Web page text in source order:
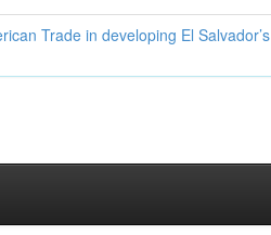
Trade in developing El Salvador’s